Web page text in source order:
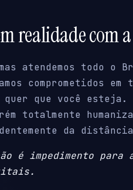
realidade com a
atendemos todo o
comprometidos em
que você esteja.
totalmente
da
é impedimento para